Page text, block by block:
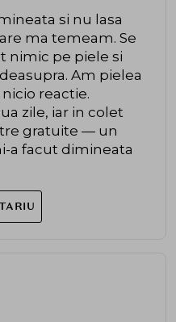
si nu lasa
ma temeam. Se
nimic pe piele si
Am pielea
reactie.
zile, iar in colet
gratuite — un
a facut dimineata